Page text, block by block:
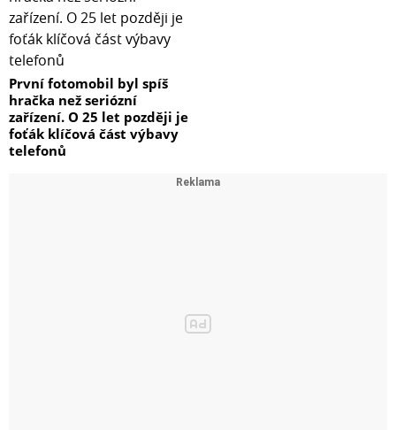
První fotomobil byl spíš
hračka než seriózní
zařízení. O 25 let později je
foťák klíčová část výbavy
telefonů